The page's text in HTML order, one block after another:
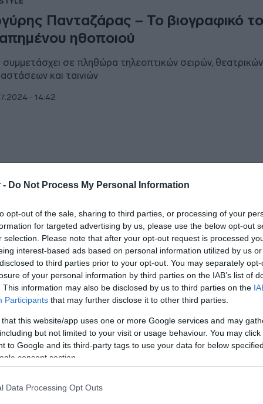
- Do Not Process My Personal Information
opt-out of the sale, sharing to third parties, or processing of your
for targeted advertising by us, please use the below opt-out
selection. Please note that after your opt-out request is processed
interest-based ads based on personal information utilized by us
to third parties prior to your opt-out. You may separately
of your personal information by third parties on the IAB’s list of
This information may also be disclosed by us to third parties on the
Participants that may further disclose it to other third parties.
that this website/app uses one or more Google services and may
but not limited to your visit or usage behaviour. You may
to Google and its third-party tags to use your data for below
consent section.
Data Processing Opt Outs
Πανταζάρας – Το βιογραφικό
ηθοποιού
συμμετάσχει σε πληθώρα τηλεοπτικών σειρών, θεατρικών
και ταινιών
- 14:42
είναι αδελφή του – Σε ποια
ιδιαίτερη αδυναμία
- 14:15
Πανταζάρας – Cozy και με ζεστά